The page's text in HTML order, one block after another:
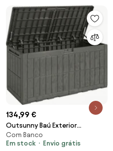
134,99 €
Outsunny Baú Exterior
Capacidade 440 L em Resina
Resistente à Água e aos Raios
Com Banco
Em stock
Envio grátis